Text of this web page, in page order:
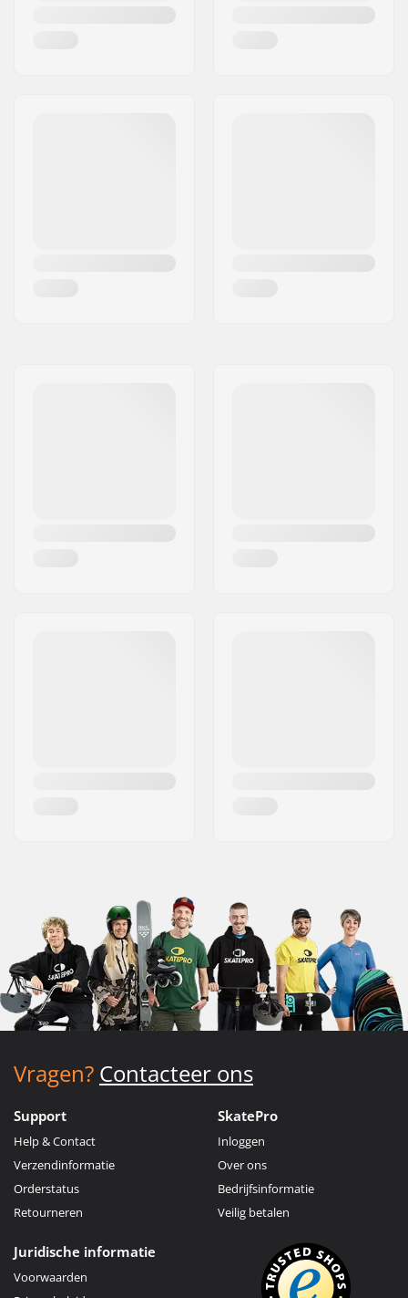
Vragen? Contacteer ons
Support
Help & Contact
Verzendinformatie
Orderstatus
Retourneren
SkatePro
Inloggen
Over ons
Bedrijfsinformatie
Veilig betalen
Juridische informatie
Voorwaarden